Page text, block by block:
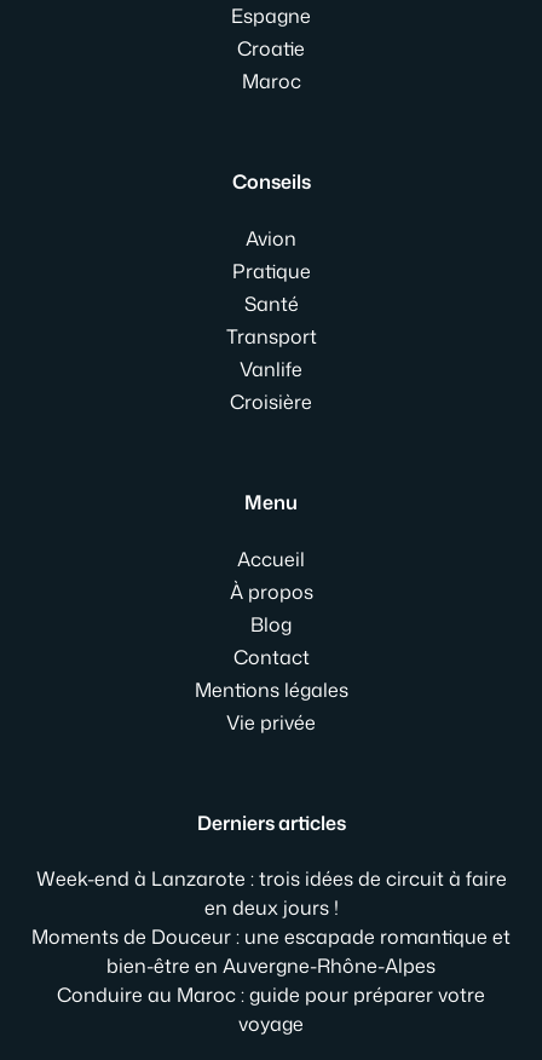
Espagne
Croatie
Maroc
Conseils
Avion
Pratique
Santé
Transport
Vanlife
Croisière
Menu
Accueil
À propos
Blog
Contact
Mentions légales
Vie privée
Derniers articles
Week-end à Lanzarote : trois idées de circuit à faire
en deux jours !
Moments de Douceur : une escapade romantique et
bien-être en Auvergne-Rhône-Alpes
Conduire au Maroc : guide pour préparer votre
voyage